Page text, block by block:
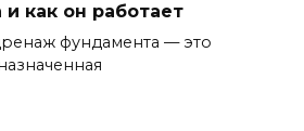
как он работает
фундамента — это